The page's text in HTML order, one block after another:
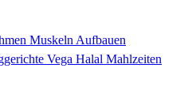
Muskeln Aufbauen
Vega Halal Mahlzeiten